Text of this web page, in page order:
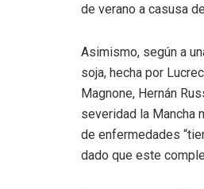
de verano a casusa
Asimismo, según a
soja, hecha por
Magnone, Hernán
severidad la Mancha
de enfermedades
dado que este